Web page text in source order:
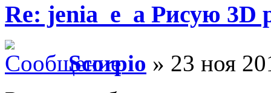
Re: jenia_e_a Рисую 3D
Scorpio » 23 ноя